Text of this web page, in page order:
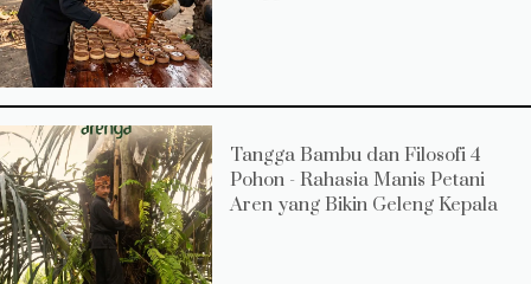
Tangga Bambu dan Filosofi 4
Pohon - Rahasia Manis Petani
Aren yang Bikin Geleng Kepala